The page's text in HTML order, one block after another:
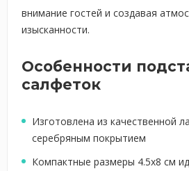
внимание гостей и создавая
изысканности.
Особенности
салфеток
Изготовлена из качественной
серебряным покрытием
Компактные размеры 4.5x8 см